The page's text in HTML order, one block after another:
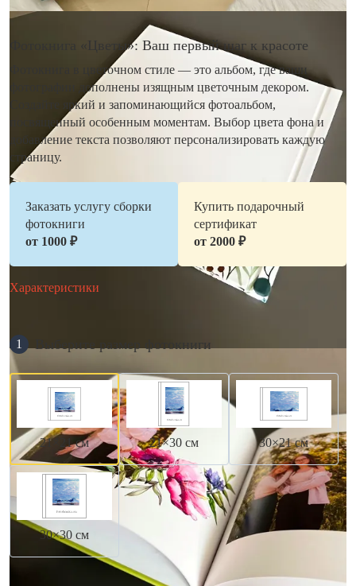
Фотокнига «Цветы»: Ваш первый шаг к красоте
Фотокнига в цветочном стиле — это альбом, где ваши
фотографии дополнены изящным цветочным декором.
Создайте яркий и запоминающийся фотоальбом,
посвященный особенным моментам. Выбор цвета фона и
добавление текста позволяют персонализировать каждую
страницу.
Заказать услугу сборки
фотокниги
от 1000 ₽
Купить подарочный
сертификат
от 2000 ₽
Характеристики
1 Выберите размер фотокниги
21×21 см 21×30 см 30×21 см
30×30 см